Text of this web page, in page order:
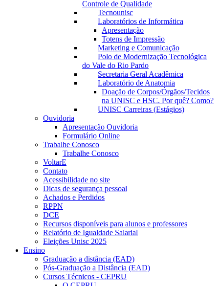
Controle de Qualidade
Tecnounisc
Laboratórios de Informática
Apresentação
Totens de Impressão
Marketing e Comunicação
Polo de Modernização Tecnológica
do Vale do Rio Pardo
Secretaria Geral Acadêmica
Laboratório de Anatomia
Doação de Corpos/Órgãos/Tecidos
na UNISC e HSC. Por quê? Como?
UNISC Carreiras (Estágios)
Ouvidoria
Apresentação Ouvidoria
Formulário Online
Trabalhe Conosco
Trabalhe Conosco
VoltarE
Contato
Acessibilidade no site
Dicas de segurança pessoal
Achados e Perdidos
RPPN
DCE
Recursos disponíveis para alunos e professores
Relatório de Igualdade Salarial
Eleições Unisc 2025
Ensino
Graduação a distância (EAD)
Pós-Graduação a Distância (EAD)
Cursos Técnicos - CEPRU